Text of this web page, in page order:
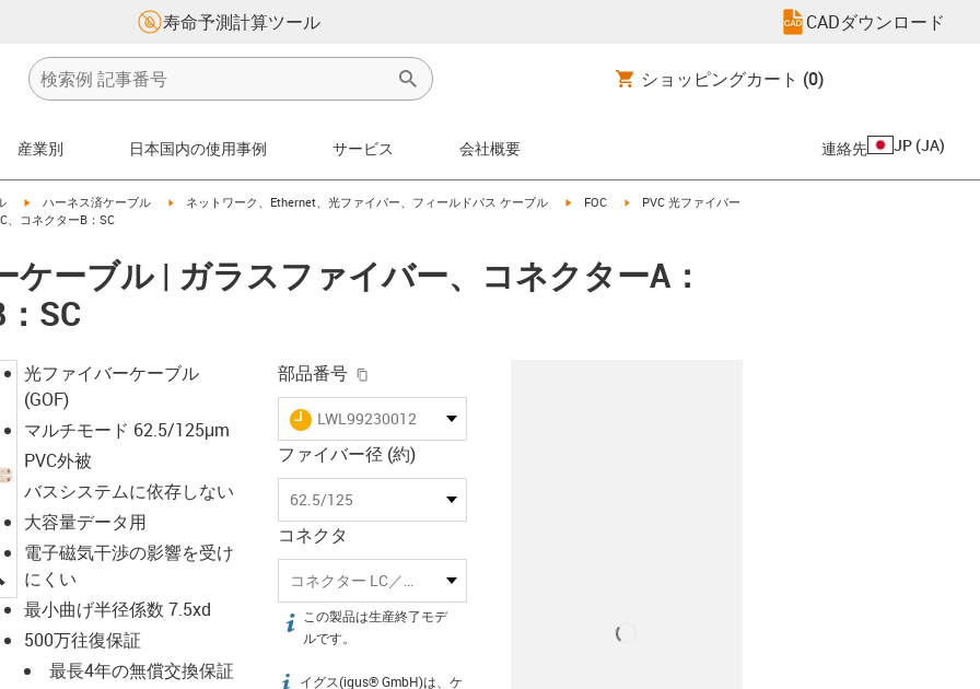
寿命予測計算ツール CADダウンロード
ショッピングカート (0)
産業別 日本国内の使用事例 サービス 会社概要 連絡先 JP (JA)
igus-icon-arrow-right
ハーネス済ケーブル igus-icon-arrow-right
ネットワーク、Ethernet、光ファイバー、フィールドバス ケーブル igus-icon-arrow-right
FOC igus-icon-arrow-right
PVC 光ファイバー
、コネクターB：SC
ケーブル | ガラスファイバー、コネクターA：
SC
igus-icon-lupe
光ファイバーケーブル
(GOF)
マルチモード 62.5/125μm
PVC外被
バスシステムに依存しない
大容量データ用
電子磁気干渉の影響を受け
にくい
最小曲げ半径係数 7.5xd
500万往復保証
最長4年の無償交換保証
部品番号
igus-icon-lieferzeit
LWL99230012
ファイバー径 (約)
62.5/125
コネクタ
コネクター LC／コネクター SC
igus-icon-info
この製品は生産終了モデ
ルです。
イグス(igus® GmbH)は、ケ